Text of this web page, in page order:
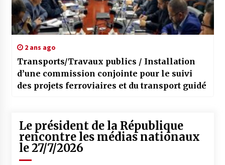
2 ans ago
Transports/Travaux publics / Installation
d’une commission conjointe pour le suivi
des projets ferroviaires et du transport guidé
Le président de la République
rencontre les médias nationaux
le 27/7/2026